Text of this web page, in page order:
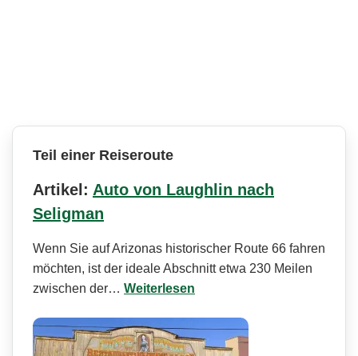
Teil einer Reiseroute
Artikel: Auto von Laughlin nach
Seligman
Wenn Sie auf Arizonas historischer Route 66 fahren
möchten, ist der ideale Abschnitt etwa 230 Meilen
zwischen der… Weiterlesen